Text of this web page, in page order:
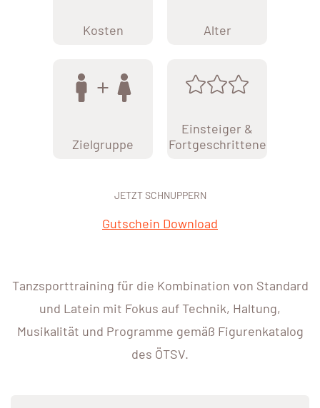
Kosten Alter
Zielgruppe
Einsteiger &
Fortgeschrittene
JETZT SCHNUPPERN
Gutschein Download
Tanzsporttraining für die Kombination von Standard
und Latein mit Fokus auf Technik, Haltung,
Musikalität und Programme gemäß Figurenkatalog
des ÖTSV.